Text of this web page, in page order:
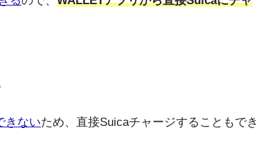
きないため、直接Suicaチャージすることもでき